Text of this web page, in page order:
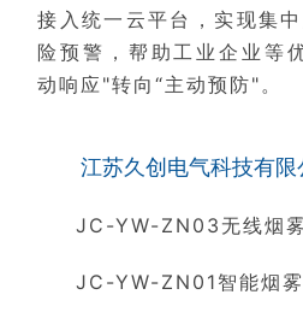
接入统一云平台，实现集
险预警，帮助工业企业等
动响应"转向“主动预防"。
江苏久创电气科技有
JC-YW-ZN03无线烟
JC-YW-ZN01智能烟